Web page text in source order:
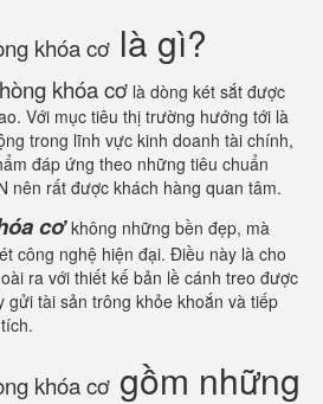
khóa cơ là gì?
khóa cơ là dòng két sắt được
Với mục tiêu thị trường hướng tới là
trong lĩnh vực kinh doanh tài chính,
đáp ứng theo những tiêu chuẩn
nên rất được khách hàng quan tâm.
cơkhông những bền đẹp, mà
công nghệ hiện đại. Điều này là cho
ra với thiết kế bản lề cánh treo được
gửi tài sản trông khỏe khoắn và tiếp
khóa cơ gồm những